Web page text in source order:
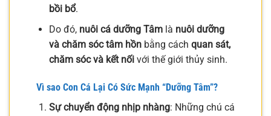
bồi bổ.
Do đó, nuôi cá dưỡng Tâmlà nuôi dưỡng
và chăm sóc tâm hồnbằng cách quan sát,
chăm sóc và kết nốivới thế giới thủy sinh.
Vì sao Con Cá Lại Có Sức Mạnh “Dưỡng Tâm”?
Sự chuyển động nhịp nhàng: Những chú cá